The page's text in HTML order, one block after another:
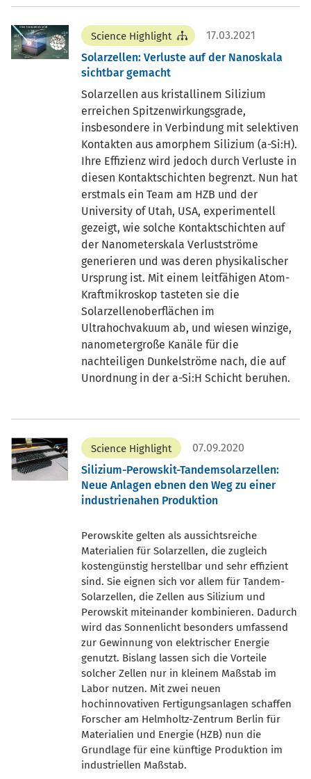
Science Highlight
17.03.2021
Solarzellen: Verluste auf der Nanoskala
sichtbar gemacht
Solarzellen aus kristallinem Silizium
erreichen Spitzenwirkungsgrade,
insbesondere in Verbindung mit selektiven
Kontakten aus amorphem Silizium (a-Si:H).
Ihre Effizienz wird jedoch durch Verluste in
diesen Kontaktschichten begrenzt. Nun hat
erstmals ein Team am HZB und der
University of Utah, USA, experimentell
gezeigt, wie solche Kontaktschichten auf
der Nanometerskala Verlustströme
generieren und was deren physikalischer
Ursprung ist. Mit einem leitfähigen Atom-
Kraftmikroskop tasteten sie die
Solarzellenoberflächen im
Ultrahochvakuum ab, und wiesen winzige,
nanometergroße Kanäle für die
nachteiligen Dunkelströme nach, die auf
Unordnung in der a-Si:H Schicht beruhen.
Science Highlight
07.09.2020
Silizium-Perowskit-Tandemsolarzellen:
Neue Anlagen ebnen den Weg zu einer
industrienahen Produktion
Perowskite gelten als aussichtsreiche
Materialien für Solarzellen, die zugleich
kostengünstig herstellbar und sehr effizient
sind. Sie eignen sich vor allem für Tandem-
Solarzellen, die Zellen aus Silizium und
Perowskit miteinander kombinieren. Dadurch
wird das Sonnenlicht besonders umfassend
zur Gewinnung von elektrischer Energie
genutzt. Bislang lassen sich die Vorteile
solcher Zellen nur in kleinem Maßstab im
Labor nutzen. Mit zwei neuen
hochinnovativen Fertigungsanlagen schaffen
Forscher am Helmholtz-Zentrum Berlin für
Materialien und Energie (HZB) nun die
Grundlage für eine künftige Produktion im
industriellen Maßstab.